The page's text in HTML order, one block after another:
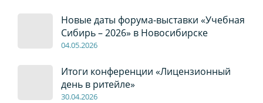
Новые даты форума-выставки «Учебная
Сибирь – 2026» в Новосибирске
04.05.2026
Итоги конференции «Лицензионный
день в ритейле»
30.04.2026